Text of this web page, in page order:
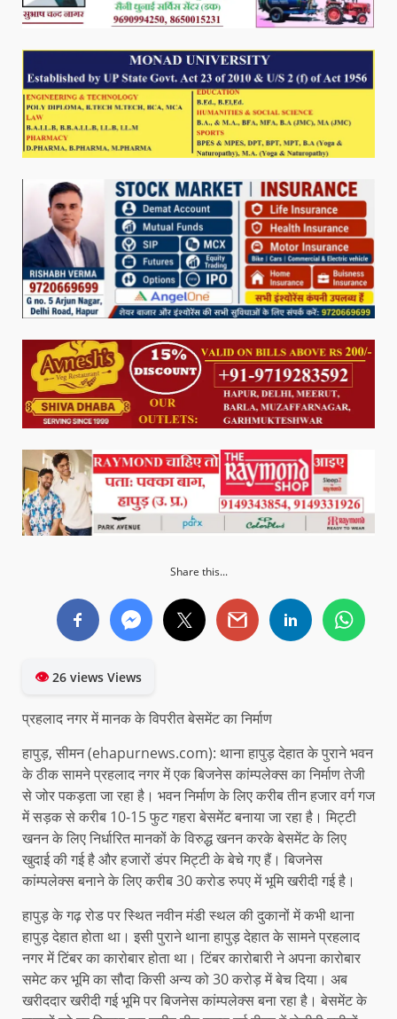
Share this...
👁26 views Views
प्रहलाद नगर में मानक के विपरीत बेसमेंट का निर्माण
हापुड़, सीमन (ehapurnews.com): थाना हापुड़ देहात के पुराने भवन
के ठीक सामने प्रहलाद नगर में एक बिजनेस कांम्पलेक्स का निर्माण तेजी
से जोर पकड़ता जा रहा है। भवन निर्माण के लिए करीब तीन हजार वर्ग गज
में सड़क से करीब 10-15 फुट गहरा बेसमेंट बनाया जा रहा है। मिट्टी
खनन के लिए निर्धारित मानकों के विरुद्ध खनन करके बेसमेंट के लिए
खुदाई की गई है और हजारों डंपर मिट्टी के बेचे गए हैं। बिजनेस
कांम्पलेक्स बनाने के लिए करीब 30 करोड रुपए में भूमि खरीदी गई है।
हापुड़ के गढ़ रोड पर स्थित नवीन मंडी स्थल की दुकानों में कभी थाना
हापुड़ देहात होता था। इसी पुराने थाना हापुड़ देहात के सामने प्रहलाद
नगर में टिंबर का कारोबार होता था। टिंबर कारोबारी ने अपना कारोबार
समेट कर भूमि का सौदा किसी अन्य को 30 करोड़ में बेच दिया। अब
खरीददार खरीदी गई भूमि पर बिजनेस कांम्पलेक्स बना रहा है। बेसमेंट के